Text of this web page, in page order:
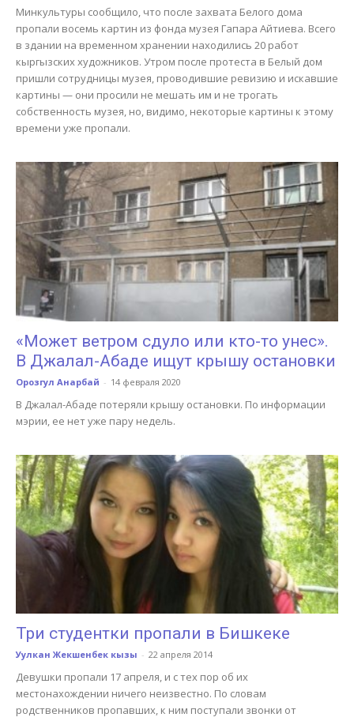
Минкультуры сообщило, что после захвата Белого дома
пропали восемь картин из фонда музея Гапара Айтиева. Всего
в здании на временном хранении находились 20 работ
кыргызских художников. Утром после протеста в Белый дом
пришли сотрудницы музея, проводившие ревизию и искавшие
картины — они просили не мешать им и не трогать
собственность музея, но, видимо, некоторые картины к этому
времени уже пропали.
«Может ветром сдуло или кто-то унес».
В Джалал-Абаде ищут крышу остановки
Орозгул Анарбай - 14 февраля 2020
В Джалал-Абаде потеряли крышу остановки. По информации
мэрии, ее нет уже пару недель.
Три студентки пропали в Бишкеке
Уулкан Жекшенбек кызы - 22 апреля 2014
Девушки пропали 17 апреля, и с тех пор об их
местонахождении ничего неизвестно. По словам
родственников пропавших, к ним поступали звонки от